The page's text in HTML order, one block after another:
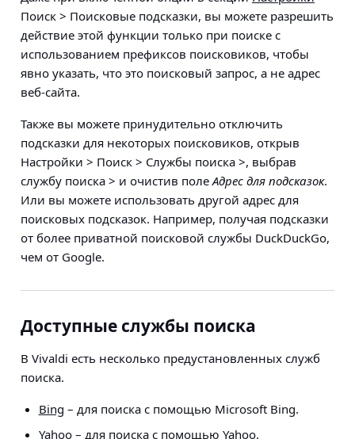
Поиск > Поисковые подсказки, вы можете разрешить
действие этой функции только при поиске с
использованием префиксов поисковиков, чтобы
явно указать, что это поисковый запрос, а не адрес
веб-сайта.
Также вы можете принудительно отключить
подсказки для некоторых поисковиков, открыв
Настройки > Поиск > Службы поиска >, выбрав
службу поиска > и очистив поле Адрес для подсказок.
Или вы можете использовать другой адрес для
поисковых подсказок. Например, получая подсказки
от более приватной поисковой службы DuckDuckGo,
чем от Google.
Доступные службы поиска
В Vivaldi есть несколько предустановленных служб
поиска.
Bing – для поиска с помощью Microsoft Bing.
Yahoo– для поиска с помощью Yahoo.